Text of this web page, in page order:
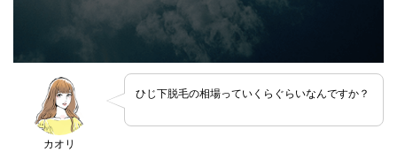
カオリ
ひじ下脱毛の相場っていくらぐらいなんですか？